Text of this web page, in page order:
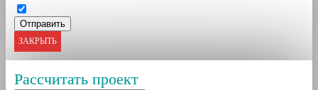
ЗАКРЫТЬ
Рассчитать проект